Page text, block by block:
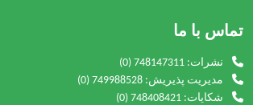
تماس با ما
نشرات: (0) 748147311
مدیریت پذیریش: (0) 749988528
شکایات: (0) 748408421